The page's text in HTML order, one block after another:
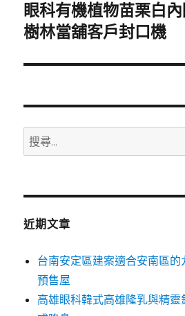
下
一
文
眼科有機植物苗栗白
樹林當舖客戶封口機
搜
尋
鍵
近期文章
台南安定區建案適合安南區
預售屋
高雄眼科韓式高雄隆乳與精